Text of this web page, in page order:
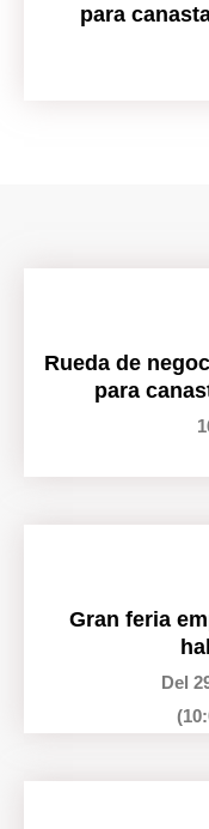
para
Rueda de
para
Gran feria
Del